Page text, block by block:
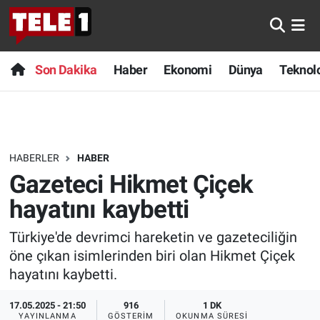
Son Dakika Haber Ekonomi Dünya
HABERLER HABER
Gazeteci Hikmet Çiçek
hayatını kaybetti
Türkiye'de devrimci hareketin ve gazeteciliğin
öne çıkan isimlerinden biri olan Hikmet Çiçek
hayatını kaybetti.
17.05.2025 - 21:50
YAYINLANMA
916
GÖSTERIM
1 DK
OKUNMA SÜRESI
Anında Manşet
Başka Sohbetler
Bilim turu
Bilim ve Teknoloji Evreni
Doğa Konuşuyor
Dünya
Ege Saati
Son Dakika
Haber
Dünya
Teknoloji
Sağlık
Spor
Yayın Akışı
Nöbetçi Eczaneler
Hava Durumu
Trafik Durumu
Süper Lig Puan Durumu ve Fikstür
Tüm Manşetler
Son Dakika Haberleri
Haber Arşivi